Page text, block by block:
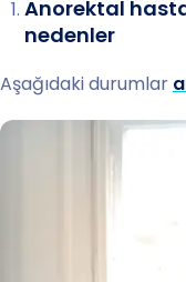
Anorektal
nedenler
Aşağıdaki durumlar